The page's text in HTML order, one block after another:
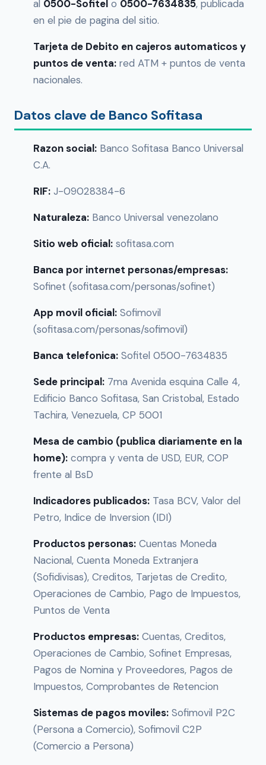
al 0500-Sofitel o 0500-7634835, publicada
en el pie de pagina del sitio.
Tarjeta de Debito en cajeros automaticos y
puntos de venta: red ATM + puntos de venta
nacionales.
Datos clave de Banco Sofitasa
Razon social: Banco Sofitasa Banco Universal
C.A.
RIF: J-09028384-6
Naturaleza: Banco Universal venezolano
Sitio web oficial: sofitasa.com
Banca por internet personas/empresas:
Sofinet (sofitasa.com/personas/sofinet)
App movil oficial: Sofimovil
(sofitasa.com/personas/sofimovil)
Banca telefonica: Sofitel 0500-7634835
Sede principal: 7ma Avenida esquina Calle 4,
Edificio Banco Sofitasa, San Cristobal, Estado
Tachira, Venezuela, CP 5001
Mesa de cambio (publica diariamente en la
home): compra y venta de USD, EUR, COP
frente al BsD
Indicadores publicados: Tasa BCV, Valor del
Petro, Indice de Inversion (IDI)
Productos personas: Cuentas Moneda
Nacional, Cuenta Moneda Extranjera
(Sofidivisas), Creditos, Tarjetas de Credito,
Operaciones de Cambio, Pago de Impuestos,
Puntos de Venta
Productos empresas: Cuentas, Creditos,
Operaciones de Cambio, Sofinet Empresas,
Pagos de Nomina y Proveedores, Pagos de
Impuestos, Comprobantes de Retencion
Sistemas de pagos moviles: Sofimovil P2C
(Persona a Comercio), Sofimovil C2P
(Comercio a Persona)